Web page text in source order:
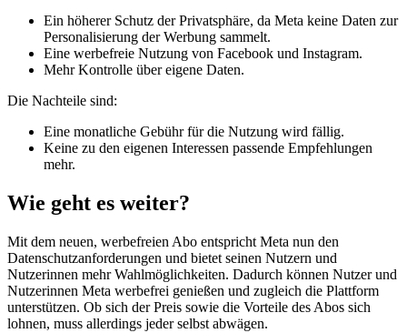
Ein höherer Schutz der Privatsphäre, da Meta keine Daten zur
Personalisierung der Werbung sammelt.
Eine werbefreie Nutzung von Facebook und Instagram.
Mehr Kontrolle über eigene Daten.
Die Nachteile sind:
Eine monatliche Gebühr für die Nutzung wird fällig.
Keine zu den eigenen Interessen passende Empfehlungen
mehr.
Wie geht es weiter?
Mit dem neuen, werbefreien Abo entspricht Meta nun den
Datenschutzanforderungen und bietet seinen Nutzern und
Nutzerinnen mehr Wahlmöglichkeiten. Dadurch können Nutzer und
Nutzerinnen Meta werbefrei genießen und zugleich die Plattform
unterstützen. Ob sich der Preis sowie die Vorteile des Abos sich
lohnen, muss allerdings jeder selbst abwägen.